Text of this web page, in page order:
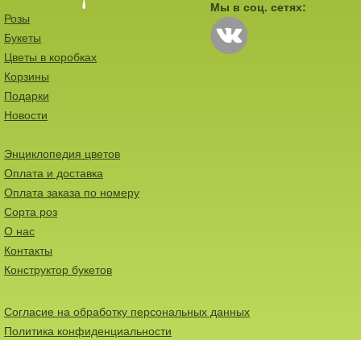
Мы в соц. сетях:
Розы
Букеты
Цветы в коробках
Корзины
Подарки
Новости
Энциклопедия цветов
Оплата и доставка
Оплата заказа по номеру
Сорта роз
О нас
Контакты
Конструктор букетов
Согласие на обработку персональных данных
Политика конфиденциальности